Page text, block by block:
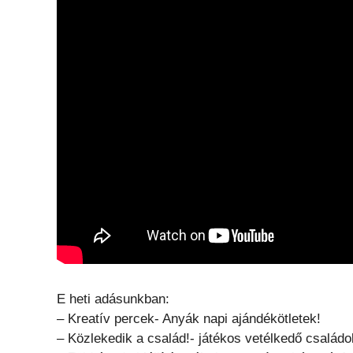
E heti adásunkban:
– Kreatív percek- Anyák napi ajándékötletek!
– Közlekedik a család!- játékos vetélkedő